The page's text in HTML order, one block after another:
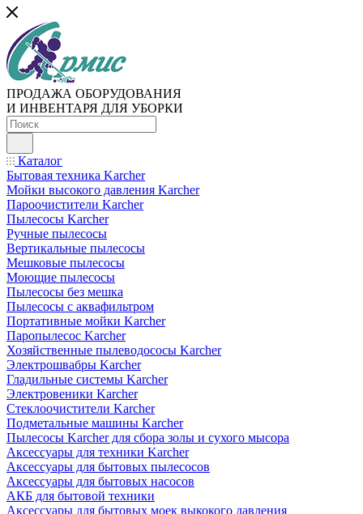
ПРОДАЖА ОБОРУДОВАНИЯ
И ИНВЕНТАРЯ ДЛЯ УБОРКИ
Каталог
Бытовая техника Karcher
Мойки высокого давления Karcher
Пароочистители Karcher
Пылесосы Karcher
Ручные пылесосы
Вертикальные пылесосы
Мешковые пылесосы
Моющие пылесосы
Пылесосы без мешка
Пылесосы с аквафильтром
Портативные мойки Karcher
Паропылесос Karcher
Хозяйственные пылеводососы Karcher
Электрошвабры Karcher
Гладильные системы Karcher
Электровеники Karcher
Стеклоочистители Karcher
Подметальные машины Karcher
Пылесосы Karcher для сбора золы и сухого мысора
Аксессуары для техники Karcher
Аксессуары для бытовых пылесосов
Аксессуары для бытовых насосов
АКБ для бытовой техники
Аксессуары для бытовых моек выкокого давления